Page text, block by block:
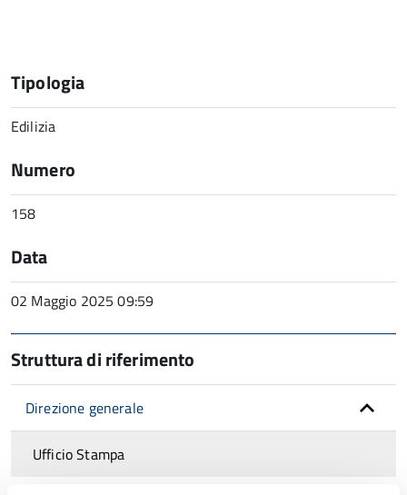
Tipologia
Edilizia
Numero
158
Data
02 Maggio 2025 09:59
Struttura di riferimento
Direzione generale
Ufficio Stampa